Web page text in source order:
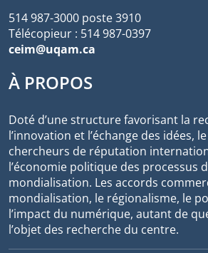
514 987-3000 poste 3910
Télécopieur : 514 987-0397
ceim@uqam.ca
À PROPOS
Doté d’une structure favorisant la
l’innovation et l’échange des idées,
chercheurs de réputation
l’économie politique des processus
mondialisation. Les accords
mondialisation, le régionalisme, le
l’impact du numérique, autant de
l’objet des recherche du centre.